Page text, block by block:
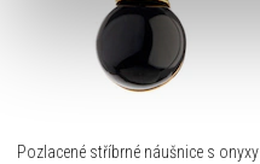
Pozlacené stříbrné náušnice s onyxy